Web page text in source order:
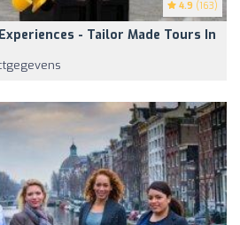
4.9 (163)
- Tailor Made Tours In